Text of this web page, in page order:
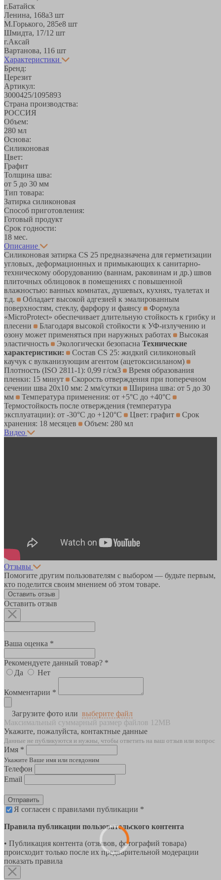
г.Батайск
Ленина, 168а3 шт
М.Горького, 285е8 шт
Шмидта, 17/1 2 шт
г.Аксай
Вартанова, 116 шт
Характеристики
Бренд:
Церезит
Артикул:
3000425/1095893
Страна производства:
РОССИЯ
Объем:
280 мл
Основа:
Силиконовая
Цвет:
Графит
Толщина шва:
от 5 до 30 мм
Тип товара:
Затирка силиконовая
Способ приготовления:
Готовый продукт
Срок годности:
18 мес.
Описание
Силиконовая затирка CS 25 предназначена для герметизации
угловых, деформационных и примыкающих к санитарно-
техническому оборудованию (ваннам, раковинам и др.) швов
плиточных облицовок в помещениях с повышенной
влажностью: ванных комнатах, душевых, кухнях, туалетах и
т.д.
Обладает высокой адгезией к эмалированным
поверхностям, стеклу, фарфору и фаянсу
Формула
«MicroProtect» обеспечивает длительную стойкость к грибку и
плесени
Благодаря высокой стойкости к УФ-излучению и
озону может применяться при наружных работах
Высокая
эластичность
Экологически безопасна Технические
характеристики:
Состав CS 25: жидкий силиконовый
каучук с вулканизующим агентом (ацетоксисиланом)
Плотность (ISO 2811-1): 0,99 г/см3
Время образования
пленки: 15 минут
Скорость отверждения при поперечном
сечении шва 20х10 мм: 2 мм/сутки
Ширина шва: от 5 до 30
мм
Температура применения: от +5°С до +40°C
Термостойкость после отверждения (температура
эксплуатации): от -30°С до +120°C
Цвет: графит
Срок
хранения: 18 месяцев
Объем: 280 мл
Видео
Отзывы
Помогите другим пользователям с выбором — будьте первым,
кто поделится своим мнением об этом товаре.
Оставить отзыв
Оставить отзыв
Ваша оценка *
Рекомендуете данный товар? *
Да
Нет
Комментарии *
Загрузите фото или выберите файл
Максимальный суммарный размер файлов 12MB
Укажите, пожалуйста, контактные данные
Данные не публикуются и нужны, чтобы ответить на ваш отзыв или вопрос
Имя *
Укажите Ваше имя или псевдоним
Телефон
Email
Отправить
Я согласен с правилами публикации *
Правила публикации пользовательского контента
• Публикация контента (отзывов, фотографий товара)
происходит только после их предварительной модерации
показать правила